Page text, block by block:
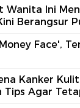
Wanita Ini
Berangsur
Face',
Kanker
Tips Agar